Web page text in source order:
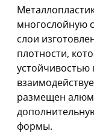
многослойную
слои
плотности,
размещен
формы.